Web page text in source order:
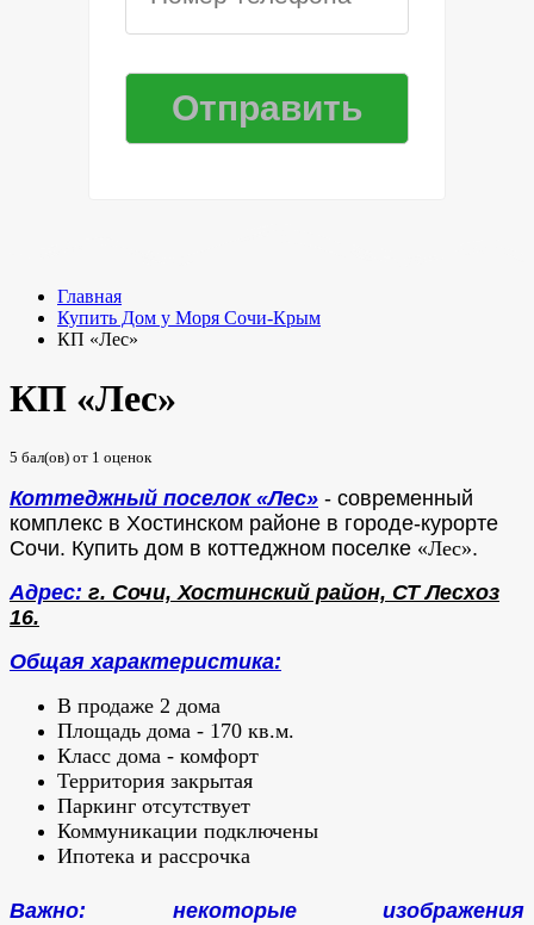
Главная
Купить Дом у Моря Сочи-Крым
КП «Лес»
КП «Лес»
5 бал(ов) от 1 оценок
Коттеджный поселок «Лес» - современный
комплекс в Хостинском районе в городе-курорте
Сочи. Купить дом в коттеджном поселке «Лес».
Адрес: г. Сочи, Хостинский район, СТ Лесхоз
16.
Общая характеристика:
В продаже 2 дома
Площадь дома - 170 кв.м.
Класс дома - комфорт
Территория закрытая
Паркинг отсутствует
Коммуникации подключены
Ипотека и рассрочка
Важно: некоторые изображения